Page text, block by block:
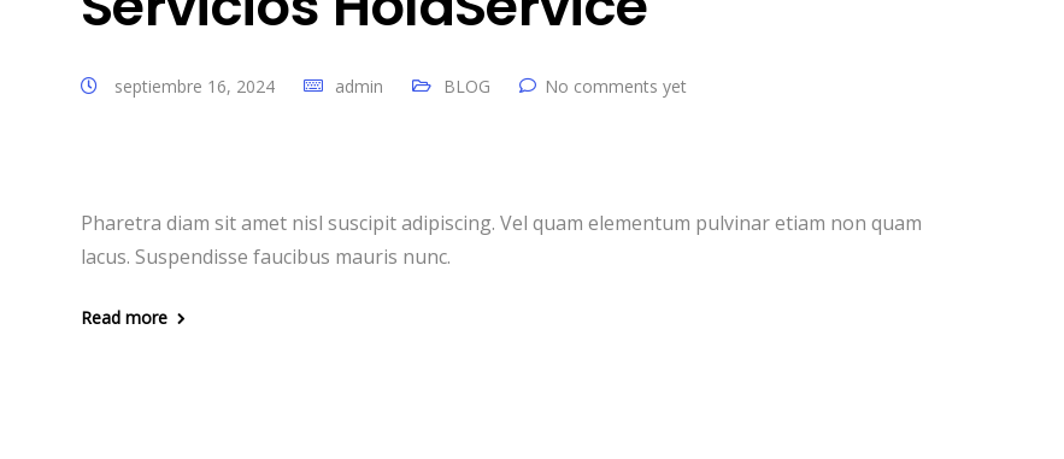
septiembre 16, 2024 admin BLOG No comments yet
Pharetra diam sit amet nisl suscipit adipiscing. Vel quam elementum pulvinar etiam non quam
lacus. Suspendisse faucibus mauris nunc.
Read more